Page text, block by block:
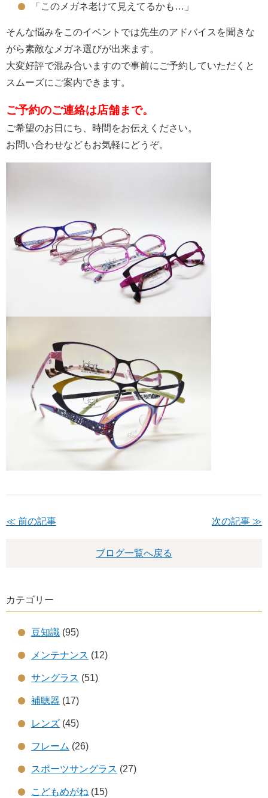
「このメガネ老けて見えてるかも…」
そんな悩みをこのイベントでは先生のアドバイスを聞きな
がら素敵なメガネ選びが出来ます。
大変好評で混み合いますので事前にご予約していただくと
スムーズにご案内できます。
ご予約のご連絡は店舗まで。
ご希望のお日にち、時間をお伝えください。
お問い合わせなどもお気軽にどうぞ。
≪ 前の記事 次の記事 ≫
ブログ一覧へ戻る
カテゴリー
豆知識 (95)
メンテナンス (12)
サングラス (51)
補聴器 (17)
レンズ (45)
フレーム (26)
スポーツサングラス (27)
こどもめがね (15)